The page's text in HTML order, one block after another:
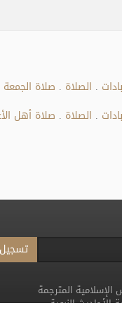
الصلاة صلاة الجمعة
الصلاة صلاة أهل
تسجيل
المترجمة
الأحاديث النبوية